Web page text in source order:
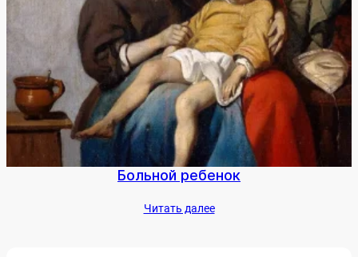
Боль­ной ре­бенок
Чи­тать да­лее